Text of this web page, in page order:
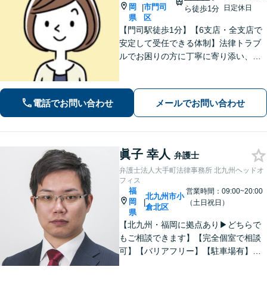
岡
県
|市門司
区
ら徒歩1分
日定休日
【門司駅徒歩1分】【6支店・全支店で
安定して受任できる体制】法律トラブ
ルでお困りの方に丁寧に寄り添い、納
りの方はぜひご相談ください【駐車場
電話でお問い合わせ メールでお問い合わせ
眞子 幸人 弁護士
弁護士法人大手町法律事務所 北九州ヘッドオ
フィス
福
岡
県
|
北九州市小
倉北区
営業時間：09:00~20:00
（土日祝日）
【北九州・福岡に拠点あり▶どちらで
もご相談できます】【完全個室で相談
可】【バリアフリー】【駐車場有】法